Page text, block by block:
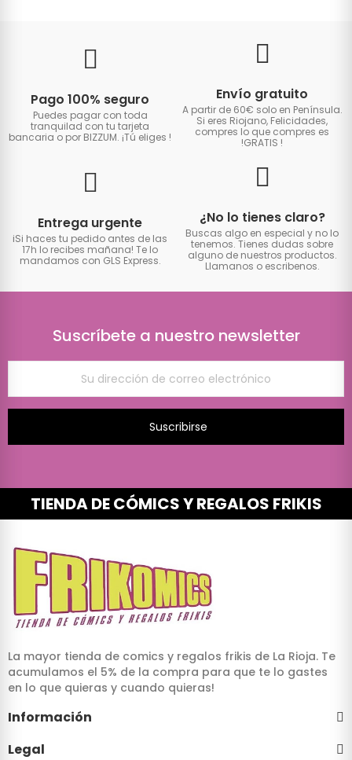
Pago 100% seguro
Puedes pagar con toda
tranquilad con tu tarjeta
bancaria o por BIZZUM. ¡Tú eliges !
Envío gratuito
A partir de 60€ solo en Península.
Si eres Riojano, Felicidades,
compres lo que compres es
!GRATIS !
Entrega urgente
iSi haces tu pedido antes de las
17h lo recibes mañana! Te lo
mandamos con GLS Express.
¿No lo tienes claro?
Buscas algo en especial y no lo
tenemos. Tienes dudas sobre
alguno de nuestros productos.
Llamanos o escribenos.
Suscríbete a nuestro newsletter
Suscribirse
TIENDA DE CÓMICS Y REGALOS FRIKIS
La mayor tienda de comics y regalos frikis de La Rioja. Te
acumulamos el 5% de la compra para que te lo gastes
en lo que quieras y cuando quieras!
Información
Legal